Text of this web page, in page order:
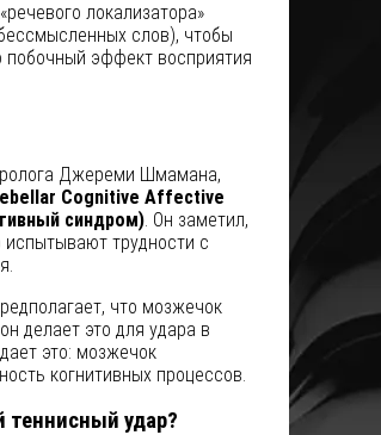
локализатора»
слов), чтобы
побочный эффект восприятия
Джереми Шмамана,
Cognitive Affective
синдром). Он заметил,
трудности с
что мозжечок
делает это для удара в
это: мозжечок
когнитивных процессов.
теннисный удар?